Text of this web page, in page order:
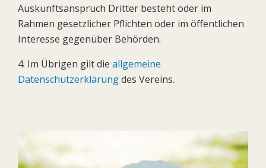
Auskunftsanspruch Dritter besteht oder im
Rahmen gesetzlicher Pflichten oder im öffentlichen
Interesse gegenüber Behörden.
4. Im Übrigen gilt die allgemeine
Datenschutzerklärungdes Vereins.